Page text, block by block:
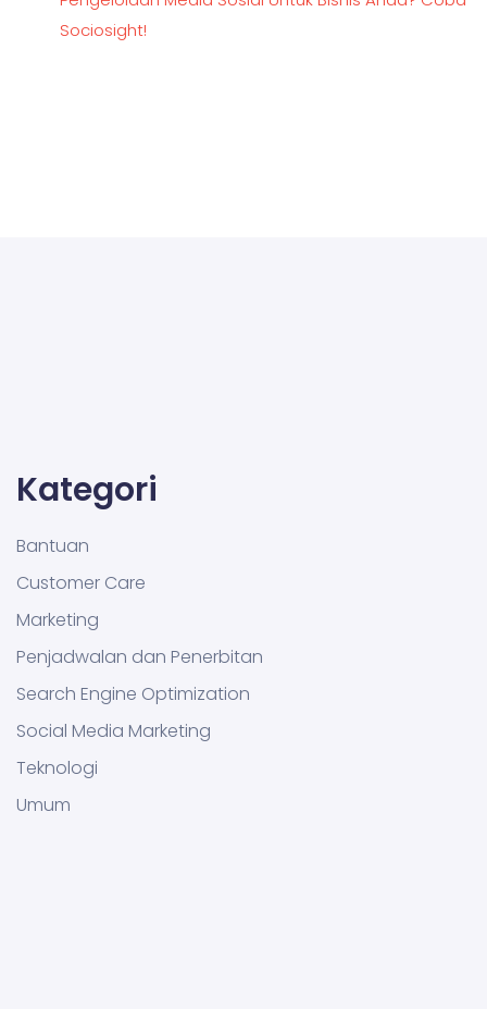
Sociosight!
Kategori
Bantuan
Customer Care
Marketing
Penjadwalan dan Penerbitan
Search Engine Optimization
Social Media Marketing
Teknologi
Umum